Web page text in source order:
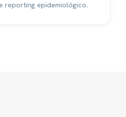
reporting epidemiológico.